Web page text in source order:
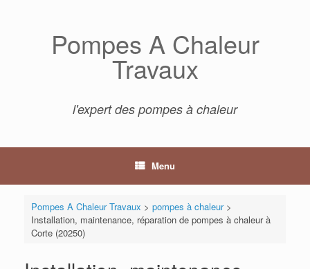
Pompes A Chaleur
Travaux
l'expert des pompes à chaleur
Menu
Pompes A Chaleur Travaux > pompes à chaleur>
Installation, maintenance, réparation de pompes à chaleur à
Corte (20250)